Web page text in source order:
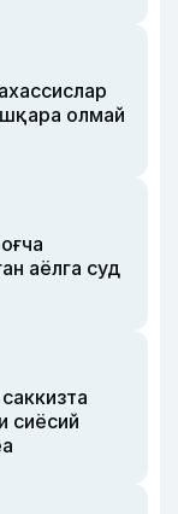
олмай
аёлга суд
сиёсий